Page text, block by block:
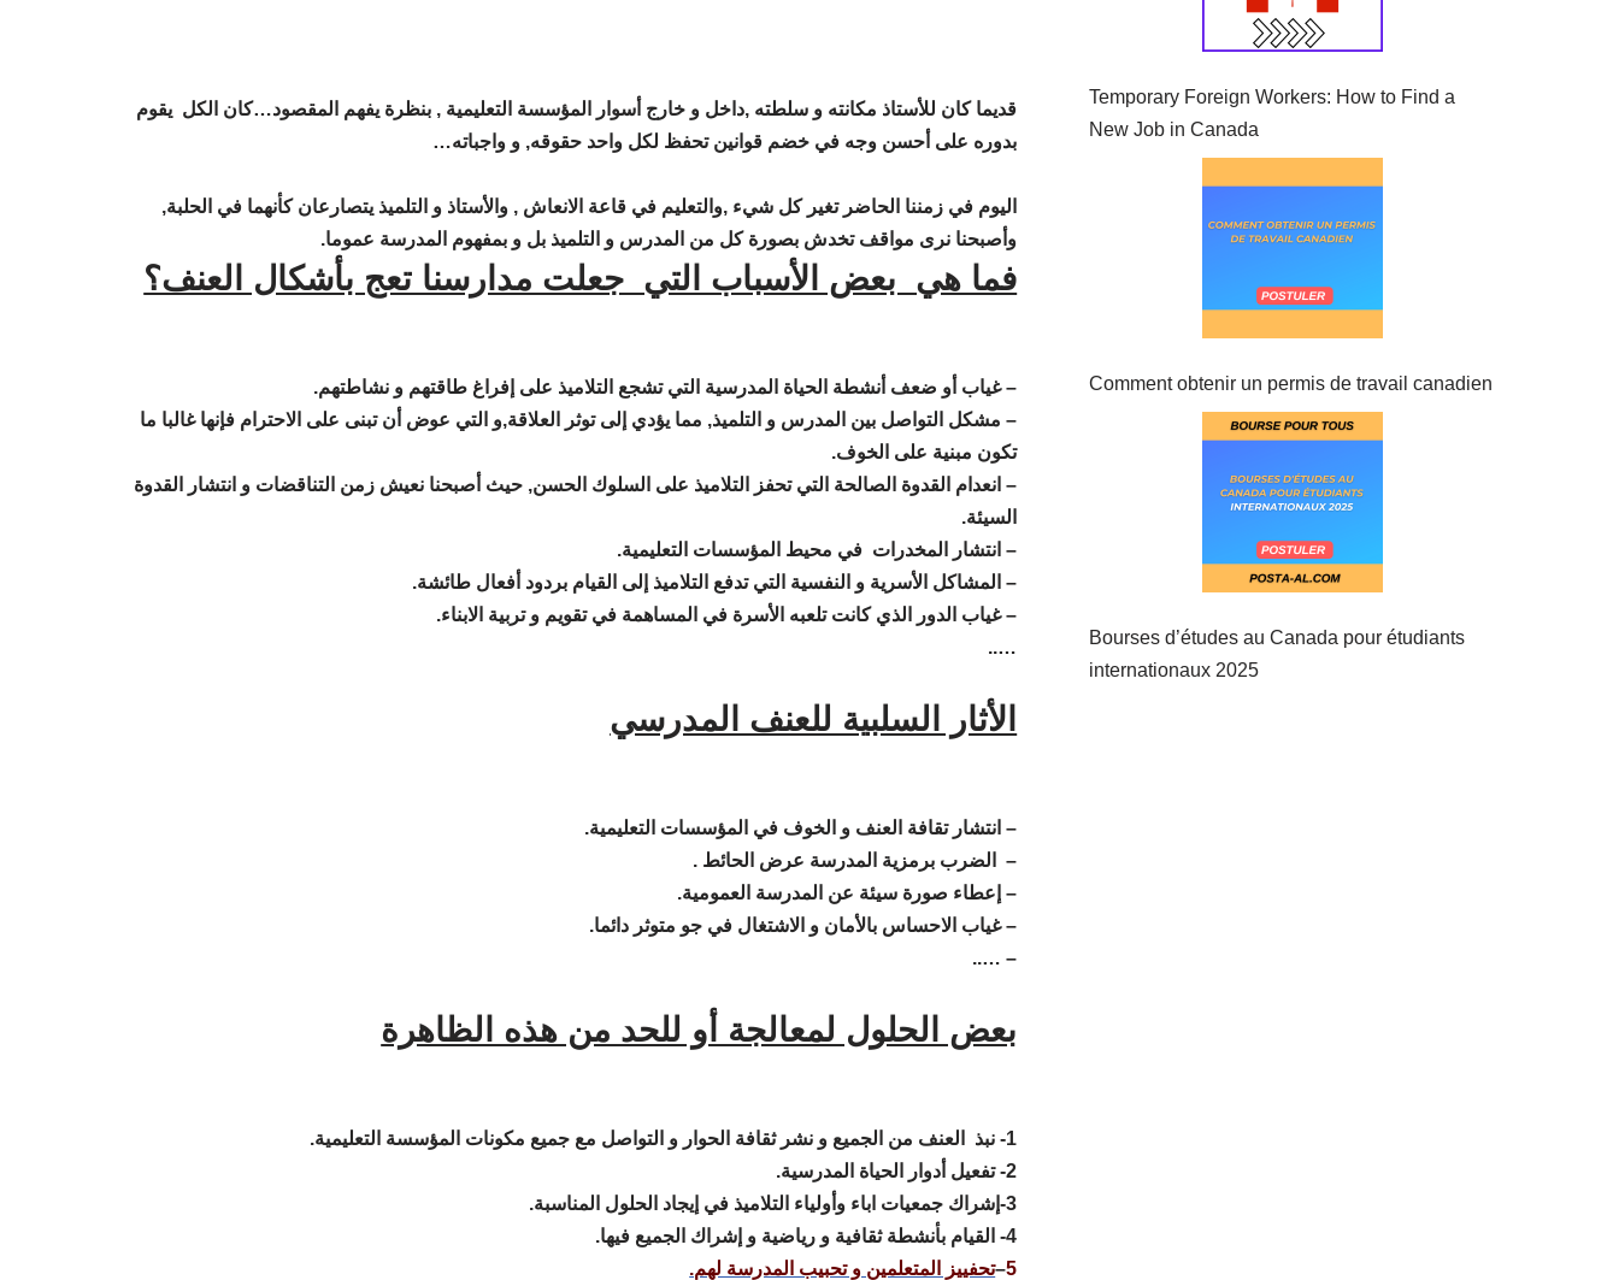
قديما كان للأستاذ مكانته و سلطته ,داخل و خارج أسوار المؤسسة التعليمية , بنظرة يفهم المقصود…كان الكل يقوم
بدوره على أحسن وجه في خضم قوانين تحفظ لكل واحد حقوقه, و واجباته…
اليوم في زمننا الحاضر تغير كل شيء ,والتعليم في قاعة الانعاش , والأستاذ و التلميذ يتصارعان كأنهما في الحلبة,
وأصبحنا نرى مواقف تخدش بصورة كل من المدرس و التلميذ بل و بمفهوم المدرسة عموما.
فما هي بعض الأسباب التي جعلت مدارسنا تعج بأشكال العنف؟
– غياب أو ضعف أنشطة الحياة المدرسية التي تشجع التلاميذ على إفراغ طاقتهم و نشاطتهم.
– مشكل التواصل بين المدرس و التلميذ, مما يؤدي إلى توثر العلاقة,و التي عوض أن تبنى على الاحترام فإنها غالبا ما
تكون مبنية على الخوف.
– انعدام القدوة الصالحة التي تحفز التلاميذ على السلوك الحسن, حيث أصبحنا نعيش زمن التناقضات و انتشار القدوة
السيئة.
– انتشار المخدرات في محيط المؤسسات التعليمية.
– المشاكل الأسرية و النفسية التي تدفع التلاميذ إلى القيام بردود أفعال طائشة.
– غياب الدور الذي كانت تلعبه الأسرة في المساهمة في تقويم و تربية الابناء.
…..
الأثار السلبية للعنف المدرسي
– انتشار تقافة العنف و الخوف في المؤسسات التعليمية.
– الضرب برمزية المدرسة عرض الحائط .
– إعطاء صورة سيئة عن المدرسة العمومية.
– غياب الاحساس بالأمان و الاشتغال في جو متوثر دائما.
– …..
بعض الحلول لمعالجة أو للحد من هذه الظاهرة
1- نبذ العنف من الجميع و نشر ثقافة الحوار و التواصل مع جميع مكونات المؤسسة التعليمية.
2- تفعيل أدوار الحياة المدرسية.
3-إشراك جمعيات اباء وأولياء التلاميذ في إيجاد الحلول المناسبة.
4- القيام بأنشطة ثقافية و رياضية و إشراك الجميع فيها.
5
–تحفييز المتعلمين و تحبيب المدرسة لهم.
Temporary Foreign Workers: How to Find a
New Job in Canada
Comment obtenir un permis de travail canadien
Bourses d’études au Canada pour étudiants
internationaux 2025